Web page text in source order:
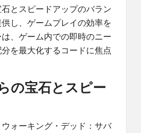
とスピードアップのバラン
し、ゲームプレイの効率を
、ゲーム内での即時のニー
を最大化するコードに焦点
の宝石とスピー
ォーキング・デッド：サバ